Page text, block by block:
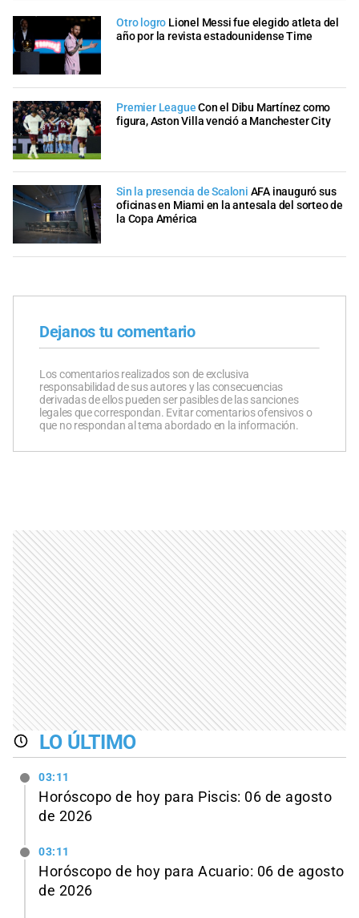
Otro logro Lionel Messi fue elegido atleta del
año por la revista estadounidense Time
Premier LeagueCon el Dibu Martínez como
figura, Aston Villa venció a Manchester City
Sin la presencia de Scaloni AFA inauguró sus
oficinas en Miami en la antesala del sorteo de
la Copa América
Dejanos tu comentario
Los comentarios realizados son de exclusiva
responsabilidad de sus autores y las consecuencias
derivadas de ellos pueden ser pasibles de las sanciones
legales que correspondan. Evitar comentarios ofensivos o
que no respondan al tema abordado en la información.
LO ÚLTIMO
03:11
Horóscopo de hoy para Piscis: 06 de agosto
de 2026
03:11
Horóscopo de hoy para Acuario: 06 de agosto
de 2026